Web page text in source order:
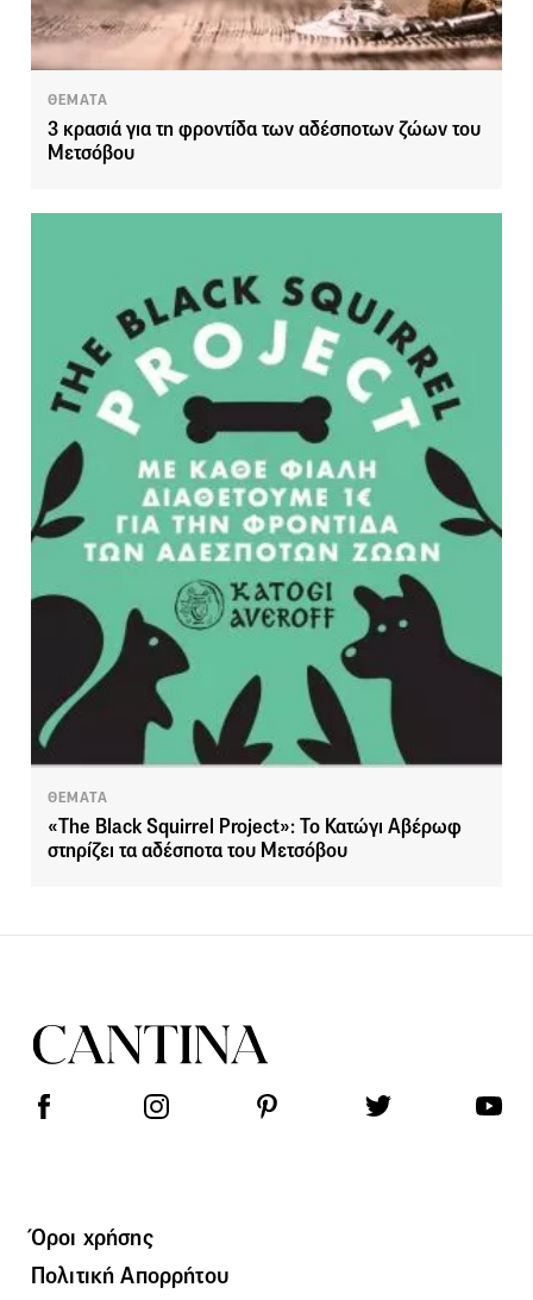
ΘΕΜΑΤΑ
3 κρασιά για τη φροντίδα των αδέσποτων ζώων του
Μετσόβου
ΘΕΜΑΤΑ
«The Black Squirrel Project»: Το Κατώγι Αβέρωφ
στηρίζει τα αδέσποτα του Μετσόβου
Όροι χρήσης
Πολιτική Απορρήτου